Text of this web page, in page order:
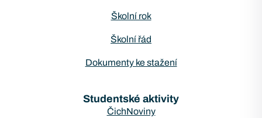
Školní rok
Školní řád
Dokumenty ke stažení
Studentské aktivity
ČichNoviny